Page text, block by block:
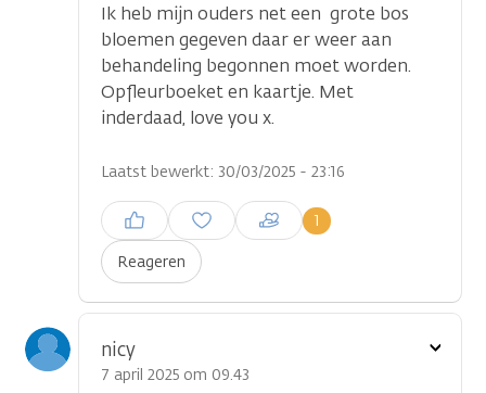
Ik heb mijn ouders net een grote bos
bloemen gegeven daar er weer aan
behandeling begonnen moet worden.
Opfleurboeket en kaartje. Met
inderdaad, love you x.
Laatst bewerkt: 30/03/2025 - 23:16
Reageren
1
Inloggen om een reactie te
plaatsen
nicy
7 april 2025 om 09.43
Toon